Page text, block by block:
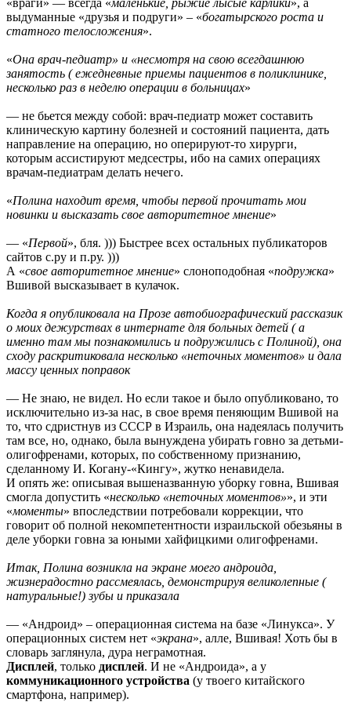
выдуманные «друзья и подруги» – «богатырского роста и
статного телосложения».
«Она врач-педиатр» и «несмотря на свою всегдашнюю
занятость ( ежедневные приемы пациентов в поликлинике,
несколько раз в неделю операции в больницах»
— не бьется между собой: врач-педиатр может составить
клиническую картину болезней и состояний пациента, дать
направление на операцию, но оперируют-то хирурги,
которым ассистируют медсестры, ибо на самих операциях
врачам-педиатрам делать нечего.
«Полина находит время, чтобы первой прочитать мои
новинки и высказать свое авторитетное мнение»
— «Первой», бля. ))) Быстрее всех остальных публикаторов
сайтов с.ру и п.ру. )))
А «свое авторитетное мнение» слоноподобная «подружка»
Вшивой высказывает в кулачок.
Когда я опубликовала на Прозе автобиографический рассказик
о моих дежурствах в интернате для больных детей ( а
именно там мы познакомились и подружились с Полиной), она
сходу раскритиковала несколько «неточных моментов» и дала
массу ценных поправок
— Не знаю, не видел. Но если такое и было опубликовано, то
исключительно из-за нас, в свое время пеняющим Вшивой на
то, что сдристнув из СССР в Израиль, она надеялась получить
там все, но, однако, была вынуждена убирать говно за детьми-
олигофренами, которых, по собственному признанию,
сделанному И. Когану-«Кингу», жутко ненавидела.
И опять же: описывая вышеназванную уборку говна, Вшивая
смогла допустить «несколько «неточных моментов»», и эти
«моменты» впоследствии потребовали коррекции, что
говорит об полной некомпетентности израильской обезьяны в
деле уборки говна за юными хайфицкими олигофренами.
Итак, Полина возникла на экране моего андроида,
жизнерадостно рассмеялась, демонстрируя великолепные (
натуральные!) зубы и приказала
— «Андроид» – операционная система на базе «Линукса». У
операционных систем нет «экрана», алле, Вшивая! Хоть бы в
словарь заглянула, дура неграмотная.
Дисплей, только дисплей. И не «Андроида», а у
коммуникационного устройства (у твоего китайского
смартфона, например).